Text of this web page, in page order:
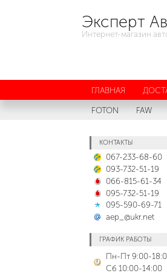
Эксперт
Интернет-магазин
ГЛАВНАЯ
FOTON
FAW
КОНТАКТЫ
067-233-68-60
093-732-51-19
066-815-61-34
095-732-51-19
095-590-69-71
aep_@ukr.net
ГРАФИК РАБОТЫ
Пн-Пт 9:00-
Сб 10:00-14:00